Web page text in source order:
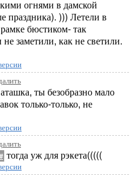
огнями в дамской
праздника). ))) Летели в
бюстиком- так
заметили, как не светили.
ты безобразно мало
только-только, не
# тогда уж для рэкета(((((